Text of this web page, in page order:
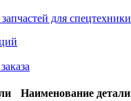
Наименование детали